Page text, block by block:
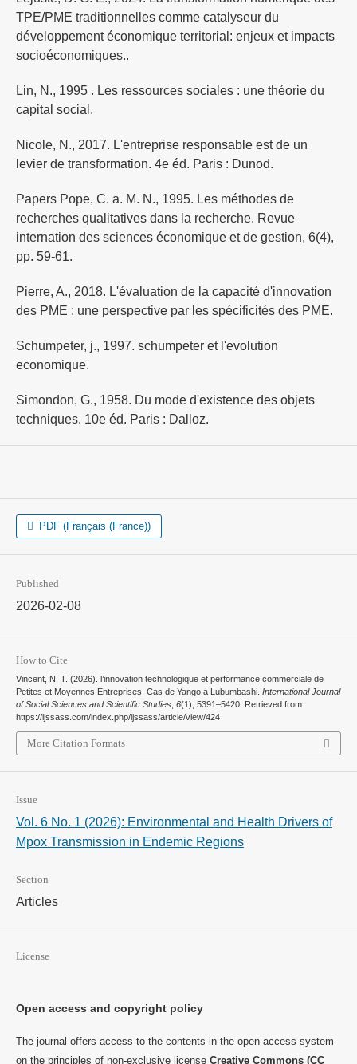
TPE/PME traditionnelles comme catalyseur du
développement économique territorial: enjeux et impacts
socioéconomiques..
Lin, N., 1995 . Les ressources sociales : une théorie du
capital social.
Nicole, N., 2017. L'entreprise responsable est de un
levier de transformation. 4e éd. Paris : Dunod.
Papers Pope, C. a. M. N., 1995. Les méthodes de
recherches qualitatives dans la recherche. Revue
internation des sciences économique et de gestion, 6(4),
pp. 59-61.
Pierre, A., 2018. L'évaluation de la capacité d'innovation
des PME : une perspective par les spécificités des PME.
Schumpeter, j., 1997. schumpeter et l'evolution
economique.
Simondon, G., 1958. Du mode d'existence des objets
techniques. 10e éd. Paris : Dalloz.
PDF (Français (France))
Published
2026-02-08
How to Cite
Vincent, N. T. (2026). l’innovation technologique et performance commerciale de
Petites et Moyennes Entreprises. Cas de Yango à Lubumbashi. International Journal
of Social Sciences and Scientific Studies, 6(1), 5391–5420. Retrieved from
https://ijssass.com/index.php/ijssass/article/view/424
More Citation Formats
Issue
Vol. 6 No. 1 (2026): Environmental and Health Drivers of
Mpox Transmission in Endemic Regions
Section
Articles
License
Open access and copyright policy
The journal offers access to the contents in the open access system
on the principles of non-exclusive license Creative Commons (CC